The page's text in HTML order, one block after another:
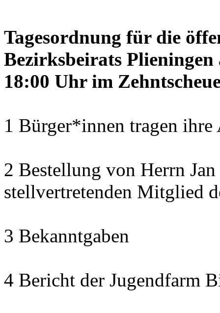
Tagesordnung für die
Bezirksbeirats
18:00 Uhr im
1 Bürger*innen tragen
2 Bestellung von Herrn
stellvertretenden Mitglied
3 Bekanntgaben
4 Bericht der Jugendfarm